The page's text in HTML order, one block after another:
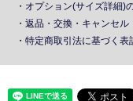
・オプション(サイズ詳細)
・返品・交換・キャンセ
・特定商取引法に基づく表